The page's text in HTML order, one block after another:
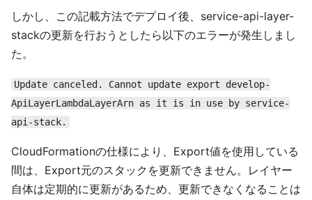
しかし、この記載方法でデプロイ後、service-api-layer-
stackの更新を行おうとしたら以下のエラーが発生しまし
た。
Update canceled. Cannot update export develop-
ApiLayerLambdaLayerArn as it is in use by service-
api-stack.
CloudFormationの仕様により、Export値を使用している
間は、Export元のスタックを更新できません。レイヤー
自体は定期的に更新があるため、更新できなくなることは